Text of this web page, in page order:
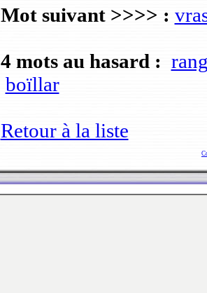
Mot suivant >>>> :
4 mots au hasard :
boïllar
Retour à la liste